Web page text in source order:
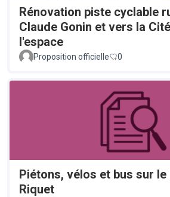
Rénovation piste cyclable
Claude Gonin et vers la
l'espace
Proposition officielle 0
Piétons, vélos et bus sur
Riquet